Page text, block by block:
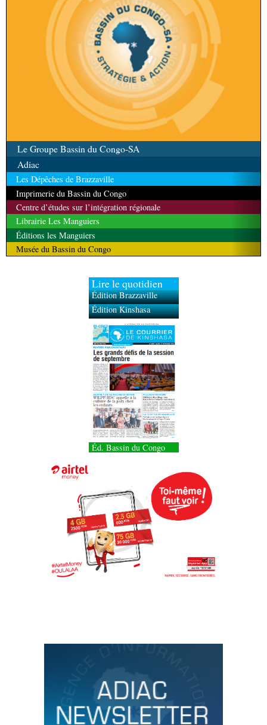
Le Groupe Bassin du Congo-SA
Adiac
Les Dépêches de Brazzaville
Imprimerie du Bassin du Congo
Centre d’études sur l’intégration régionale
Librairie Les Manguiers
Éditions les Manguiers
Musée du Bassin du Congo
Lire le quotidien
Édition Brazzaville
Édition Kinshasa
Éd. Bassin du Congo